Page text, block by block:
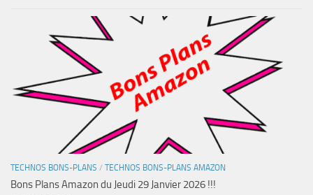
TECHNOS BONS-PLANS / TECHNOS BONS-PLANS AMAZON
Bons Plans Amazon du Jeudi 29 Janvier 2026 !!!